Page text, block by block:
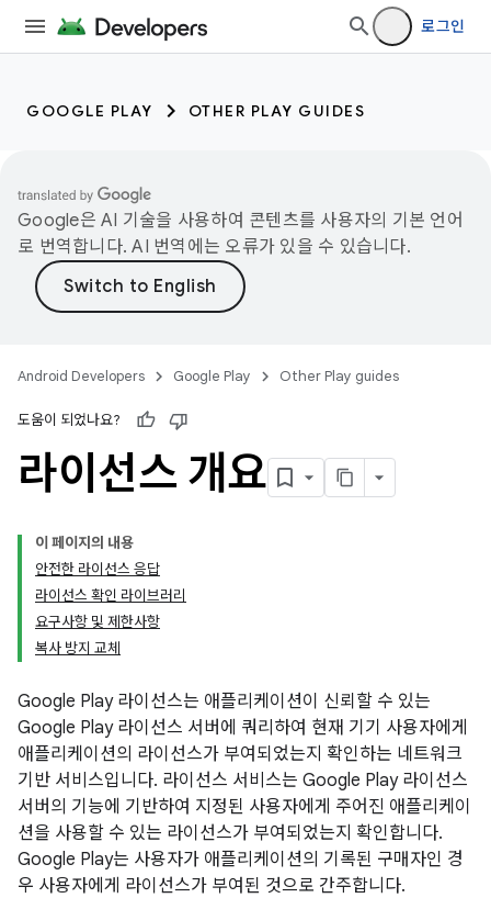
로그인
GOOGLE PLAY OTHER PLAY GUIDES
Google은 AI 기술을 사용하여 콘텐츠를 사용자의 기본 언어
로 번역합니다. AI 번역에는 오류가 있을 수 있습니다.
Android Developers Google Play Other Play guides
도움이 되었나요?
라이선스 개요
이 페이지의 내용
안전한 라이선스 응답
라이선스 확인 라이브러리
요구사항 및 제한사항
복사 방지 교체
Google Play 라이선스는 애플리케이션이 신뢰할 수 있는
Google Play 라이선스 서버에 쿼리하여 현재 기기 사용자에게
애플리케이션의 라이선스가 부여되었는지 확인하는 네트워크
기반 서비스입니다. 라이선스 서비스는 Google Play 라이선스
서버의 기능에 기반하여 지정된 사용자에게 주어진 애플리케이
션을 사용할 수 있는 라이선스가 부여되었는지 확인합니다.
Google Play는 사용자가 애플리케이션의 기록된 구매자인 경
우 사용자에게 라이선스가 부여된 것으로 간주합니다.